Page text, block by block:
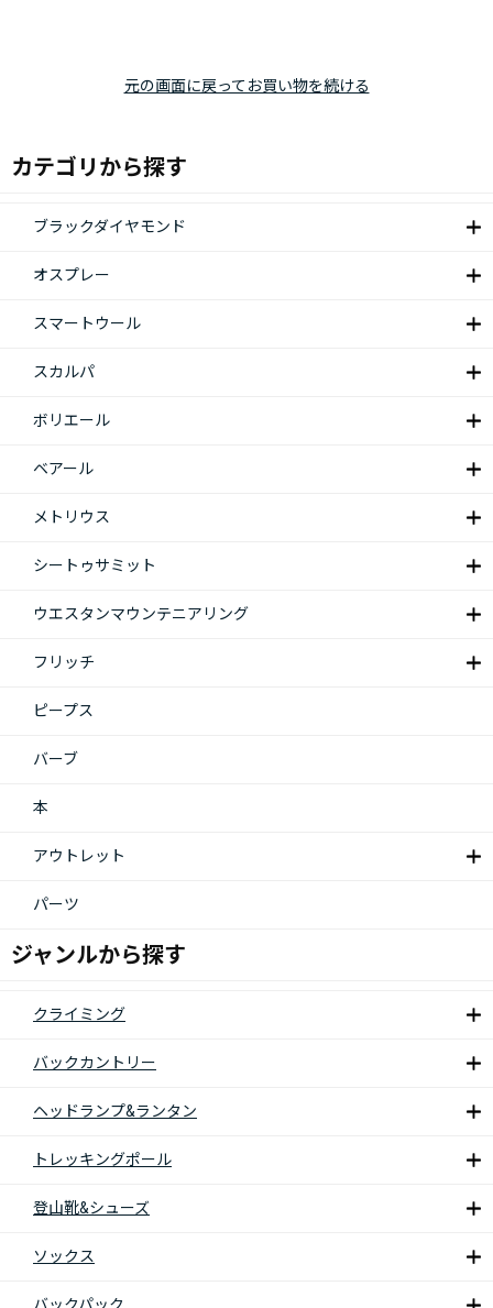
元の画面に戻ってお買い物を続ける
カテゴリから探す
ブラックダイヤモンド
オスプレー
スマートウール
スカルパ
ボリエール
ベアール
メトリウス
シートゥサミット
ウエスタンマウンテニアリング
フリッチ
ピープス
バーブ
本
アウトレット
パーツ
ジャンルから探す
クライミング
バックカントリー
ヘッドランプ&ランタン
トレッキングポール
登山靴&シューズ
ソックス